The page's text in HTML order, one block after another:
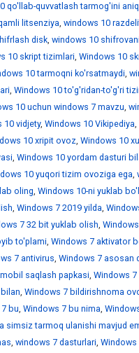
qo'llab-quvvatlash tarmog'ini
litsenziya, windows 10
disk, windows 10
10 skript tizimlari, Windows 10
10 tarmoqni ko'rsatmaydi,
, Windows 10 to'g'ridan-to'g'ri
10 uchun windows 7 mavzu,
10 vidjety, Windows 10 Vikipediya,
10 xripit ovoz, Windows 10
, Windows 10 yordam dasturi
10 yuqori tizim ovoziga ega,
oling, Windows 10-ni yuklab
, Windows 7 2019 yilda,
7 32 bit yuklab olish,
to'plami, Windows 7 aktivator
7 antivirus, Windows 7 asosan
saqlash papkasi, Windows
, Windows 7 bildirishnoma
bu, Windows 7 bu nima,
simsiz tarmoq ulanishi mavjud
, windows 7 dasturlari,